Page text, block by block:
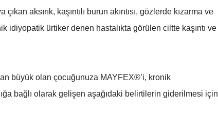
aksırık, kaşıntılı burun akıntısı, gözlerde kızarma ve
idiyopatik ürtiker denen hastalıkta görülen ciltte kaşıntı ve
büyük olan çocuğunuza MAYFEX®’i, kronik
bağlı olarak gelişen aşağıdaki belirtilerin giderilmesi için